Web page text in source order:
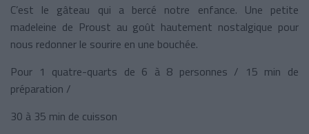
C’est le gâteau qui a bercé notre enfance. Une petite
madeleine de Proust au goût hautement nostalgique pour
nous redonner le sourire en une bouchée.
Pour 1 quatre-quarts de 6 à 8 personnes / 15 min de
préparation /
30 à 35 min de cuisson